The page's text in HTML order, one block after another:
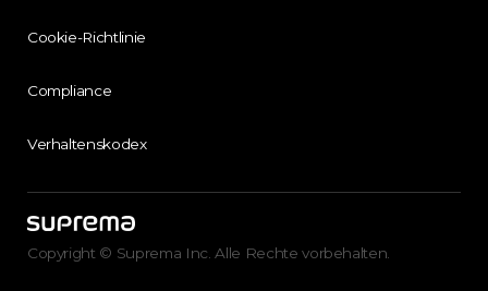
Cookie-Richtlinie
Compliance
Verhaltenskodex
Copyright © Suprema Inc. Alle Rechte vorbehalten.